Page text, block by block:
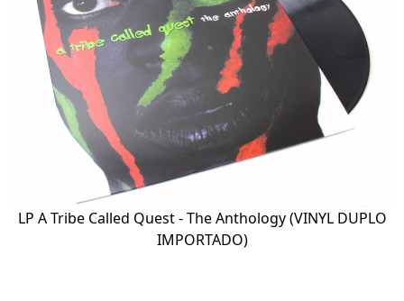
LP A Tribe Called Quest - The Anthology (VINYL DUPLO
IMPORTADO)